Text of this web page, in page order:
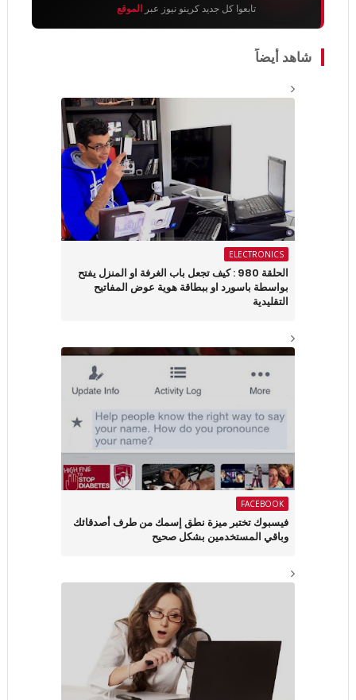
تابعوا كل جديد كرينو نيوز عبر الموقع
شاهد أيضاً
ELECTRONICS
الحلقة 980 : كيف تجعل باب الغرفة او المنزل يفتح
بواسطة باسورد او ببطاقة هوية عوض المفاتيح
التقليدية
FACEBOOK
فيسبوك تختبر ميزة نطق إسمك من طرف أصدقائك
وباقي المستخدمين بشكل صحيح